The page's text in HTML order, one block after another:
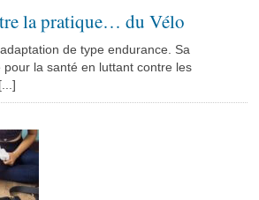
la pratique… du Vélo
de type endurance. Sa
la santé en luttant contre les